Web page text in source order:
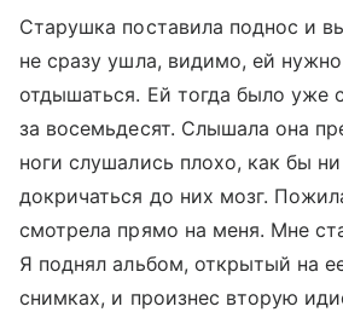
Старушка поставила поднос и
не сразу ушла, видимо, ей
отдышаться. Ей тогда было уже
за восемьдесят. Слышала она
ноги слушались плохо, как бы
докричаться до них мозг.
смотрела прямо на меня. Мне
Я поднял альбом, открытый на
снимках, и произнес вторую